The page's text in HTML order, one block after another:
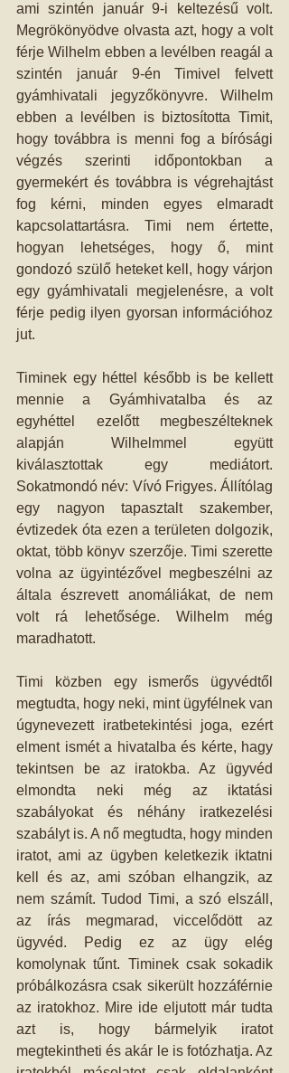
ami szintén január 9-i keltezésű volt.
Megrökönyödve olvasta azt, hogy a volt
férje Wilhelm ebben a levélben reagál a
szintén január 9-én Timivel felvett
gyámhivatali jegyzőkönyvre. Wilhelm
ebben a levélben is biztosította Timit,
hogy továbbra is menni fog a bírósági
végzés szerinti időpontokban a
gyermekért és továbbra is végrehajtást
fog kérni, minden egyes elmaradt
kapcsolattartásra. Timi nem értette,
hogyan lehetséges, hogy ő, mint
gondozó szülő heteket kell, hogy várjon
egy gyámhivatali megjelenésre, a volt
férje pedig ilyen gyorsan információhoz
jut.
Timinek egy héttel később is be kellett
mennie a Gyámhivatalba és az
egyhéttel ezelőtt megbeszélteknek
alapján Wilhelmmel együtt
kiválasztottak egy mediátort.
Sokatmondó név: Vívó Frigyes. Állítólag
egy nagyon tapasztalt szakember,
évtizedek óta ezen a területen dolgozik,
oktat, több könyv szerzője. Timi szerette
volna az ügyintézővel megbeszélni az
általa észrevett anomáliákat, de nem
volt rá lehetősége. Wilhelm még
maradhatott.
Timi közben egy ismerős ügyvédtől
megtudta, hogy neki, mint ügyfélnek van
úgynevezett iratbetekintési joga, ezért
elment ismét a hivatalba és kérte, hagy
tekintsen be az iratokba. Az ügyvéd
elmondta neki még az iktatási
szabályokat és néhány iratkezelési
szabályt is. A nő megtudta, hogy minden
iratot, ami az ügyben keletkezik iktatni
kell és az, ami szóban elhangzik, az
nem számít. Tudod Timi, a szó elszáll,
az írás megmarad, viccelődött az
ügyvéd. Pedig ez az ügy elég
komolynak tűnt. Timinek csak sokadik
próbálkozásra csak sikerült hozzáférnie
az iratokhoz. Mire ide eljutott már tudta
azt is, hogy bármelyik iratot
megtekintheti és akár le is fotózhatja. Az